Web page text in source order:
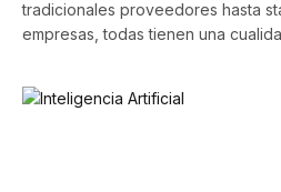
tradicionales proveedores hasta
empresas, todas tienen una